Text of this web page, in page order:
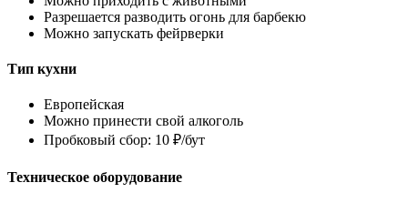
Разрешается разводить огонь для барбекю
Можно запускать фейрверки
Тип кухни
Европейская
Можно принести свой алкоголь
Пробковый сбор: 10 ₽/бут
Техническое оборудование